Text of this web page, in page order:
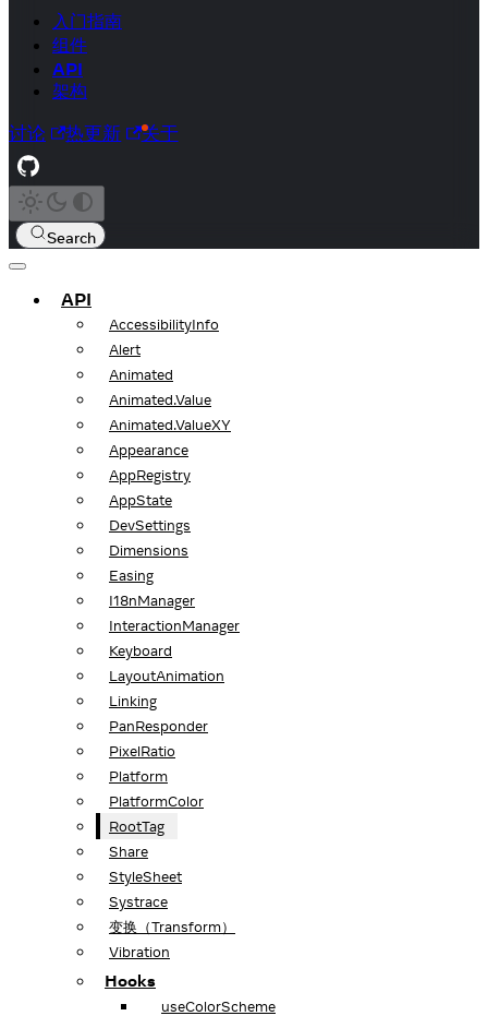
入门指南
组件
API
架构
讨论 热更新 关于
Search
API
AccessibilityInfo
Alert
Animated
Animated.Value
Animated.ValueXY
Appearance
AppRegistry
AppState
DevSettings
Dimensions
Easing
I18nManager
InteractionManager
Keyboard
LayoutAnimation
Linking
PanResponder
PixelRatio
Platform
PlatformColor
RootTag
Share
StyleSheet
Systrace
变换（Transform）
Vibration
Hooks
useColorScheme